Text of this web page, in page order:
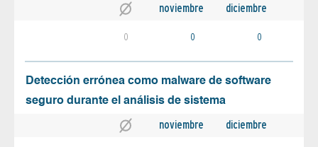
noviembre diciembre
0 0 0
Detección errónea como malware de software
seguro durante el análisis de sistema
noviembre diciembre